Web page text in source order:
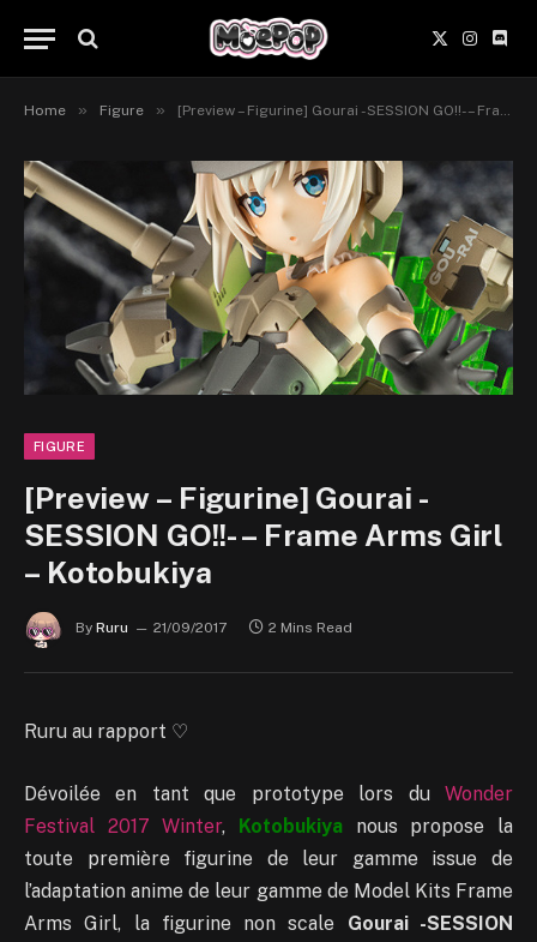
X
(Twitter)
Home » Figure » [Preview – Figurine] Gourai -SESSION GO!!- – Frame Arms Girl – Kotobukiya
FIGURE
[Preview – Figurine] Gourai -
SESSION GO!!- – Frame Arms Girl
– Kotobukiya
By Ruru 21/09/2017 2 Mins Read
Ruru au rapport ♡
Dévoilée en tant que prototype lors du Wonder
Festival 2017 Winter, Kotobukiya nous propose la
toute première figurine de leur gamme issue de
l’adaptation anime de leur gamme de Model Kits Frame
Arms Girl, la figurine non scale Gourai -SESSION